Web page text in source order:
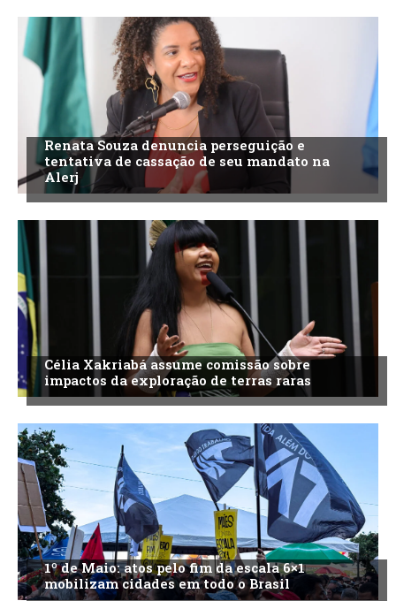
Renata Souza denuncia perseguição e
tentativa de cassação de seu mandato na
Alerj
Célia Xakriabá assume comissão sobre
impactos da exploração de terras raras
1º de Maio: atos pelo fim da escala 6×1
mobilizam cidades em todo o Brasil